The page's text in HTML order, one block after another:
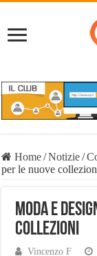
Home/Notizie/
per le nuove
Moda e
collezioni
Vincenzo F